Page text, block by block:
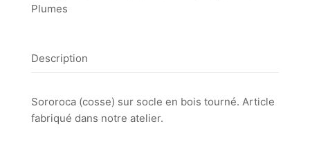
Plumes
Description
Sororoca (cosse) sur socle en bois tourné. Article
fabriqué dans notre atelier.